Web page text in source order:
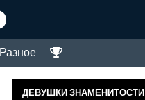
Разное
ДЕВУШКИ ЗНАМЕНИТОСТИ